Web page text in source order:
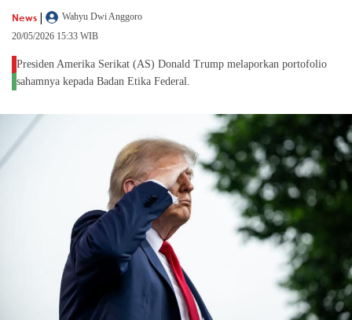
News |
Wahyu Dwi Anggoro
20/05/2026 15:33 WIB
Presiden Amerika Serikat (AS) Donald Trump melaporkan portofolio
sahamnya kepada Badan Etika Federal.